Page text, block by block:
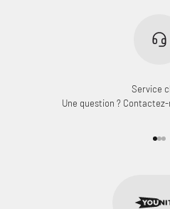
Service
Une question ? Contactez-